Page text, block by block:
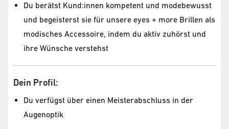
Du berätst Kund:innen kompetent und modebewusst
und begeisterst sie für unsere eyes + more Brillen als
modisches Accessoire, indem du aktiv zuhörst und
ihre Wünsche verstehst
Dein Profil:
Du verfügst über einen Meisterabschluss in der
Augenoptik